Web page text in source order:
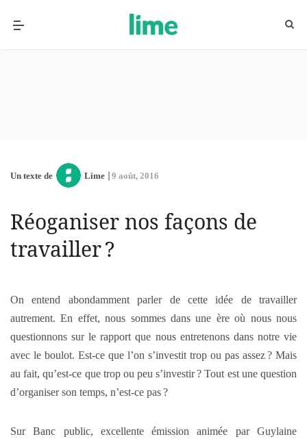
Un texte de Lime 9 août, 2016
Réoganiser nos façons de
travailler ?
On entend abondamment parler de cette idée de travailler
autrement. En effet, nous sommes dans une ère où nous nous
questionnons sur le rapport que nous entretenons dans notre vie
avec le boulot. Est-ce que l’on s’investit trop ou pas assez ? Mais
au fait, qu’est-ce que trop ou peu s’investir ? Tout est une question
d’organiser son temps, n’est-ce pas ?
Sur Banc public, excellente émission animée par Guylaine